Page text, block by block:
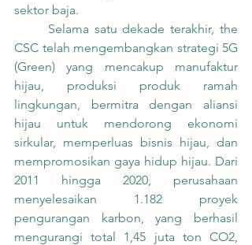
sektor baja.
CSC telah mengembangkan strategi 5G
(Green) yang mencakup manufaktur
hijau, produksi produk ramah
lingkungan, bermitra dengan aliansi
hijau untuk mendorong ekonomi
sirkular, memperluas bisnis hijau, dan
mempromosikan gaya hidup hijau. Dari
2011 hingga 2020, perusahaan
menyelesaikan 1.182 proyek
pengurangan karbon, yang berhasil
mengurangi total 1,45 juta ton CO2,